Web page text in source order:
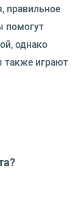
правильное
помогут
однако
также играют